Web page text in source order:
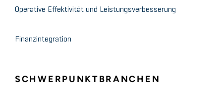
Operative Effektivität und Leistungsverbesserung
Finanzintegration
SCHWERPUNKTBRANCHEN